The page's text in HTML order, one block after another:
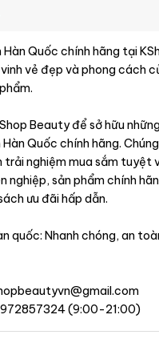
Hàn Quốc chính hãng tại
vẻ đẹp và phong cách
Beauty để sở hữu
Hàn Quốc chính hãng.
trải nghiệm mua sắm tuyệt
nghiệp, sản phẩm chính
ưu đãi hấp dẫn.
quốc: Nhanh chóng, an
(9:00-21:00)